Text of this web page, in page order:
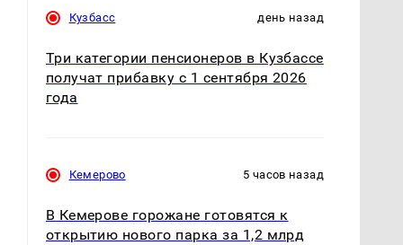
Кузбасс день назад
Три категории пенсионеров в Кузбассе
получат прибавку с 1 сентября 2026
года
Кемерово 5 часов назад
В Кемерове горожане готовятся к
открытию нового парка за 1,2 млрд